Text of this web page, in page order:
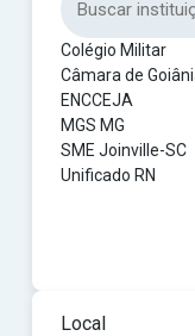
Colégio Militar
Câmara de
ENCCEJA
MGS MG
SME Joinville-SC
Unificado RN
Local